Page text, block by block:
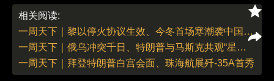
责任编辑：翁倩 董德 | 版面编辑：翁倩
相关阅读:
一周天下｜黎以停火协议生效、今冬首场寒潮袭中国大部地区
一周天下｜俄乌冲突千日、特朗普与马斯克共观“星舰”试飞
一周天下｜拜登特朗普白宫会面、珠海航展歼-35A首秀